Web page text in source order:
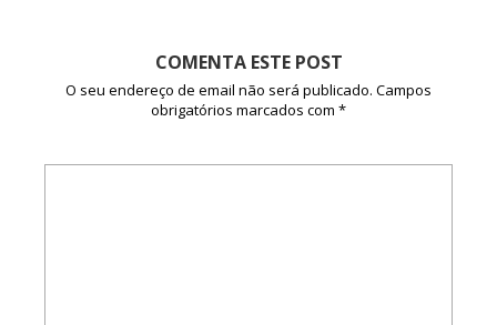
COMENTA ESTE POST
O seu endereço de email não será publicado. Campos
obrigatórios marcados com *